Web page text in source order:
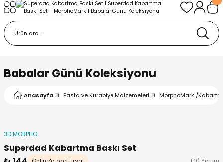
Babalar Günü Koleksiyonu
Anasayfa Pasta ve Kurabiye Malzemeleri MorphoMark /
3D MORPHO
Superdad Kabartma Baskı Set
Geri Dön
Malzemeleri
Bas-Çek Kalıp
/ Embosser
Geri Dön